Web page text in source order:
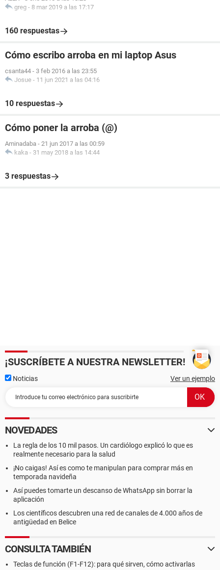
greg - 8 mar 2019 a las 17:17
160 respuestas
Cómo escribo arroba en mi laptop Asus
csanta44 - 3 feb 2016 a las 23:55
Josue - 11 jun 2021 a las 04:16
10 respuestas
Cómo poner la arroba (@)
Aminadaba - 21 jun 2017 a las 00:59
kaka - 31 may 2018 a las 14:44
3 respuestas
¡SUSCRÍBETE A NUESTRA NEWSLETTER!
Noticias Ver un ejemplo
NOVEDADES
La regla de los 10 mil pasos. Un cardiólogo explicó lo que es
realmente necesario para la salud
¡No caigas! Así es como te manipulan para comprar más en
temporada navideña
Así puedes tomarte un descanso de WhatsApp sin borrar la
aplicación
Los científicos descubren una red de canales de 4.000 años de
antigüedad en Belice
CONSULTA TAMBIÉN
Teclas de función (F1-F12): para qué sirven, cómo activarlas